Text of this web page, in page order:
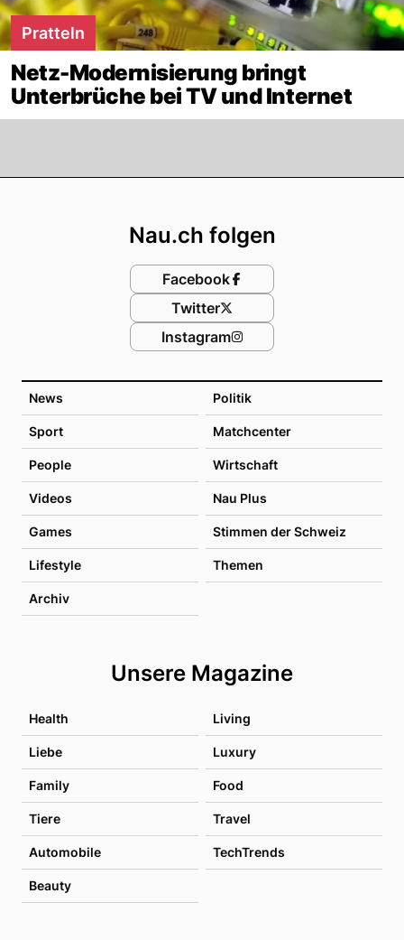
Pratteln
Netz-Modernisierung bringt
Unterbrüche bei TV und Internet
News Politik
Sport Matchcenter
People Wirtschaft
Videos Nau Plus
Games Stimmen der Schweiz
Lifestyle Themen
Archiv
Unsere Magazine
Health Living
Liebe Luxury
Family Food
Tiere Travel
Automobile TechTrends
Beauty
Nau.ch folgen
Facebook
Twitter
Instagram